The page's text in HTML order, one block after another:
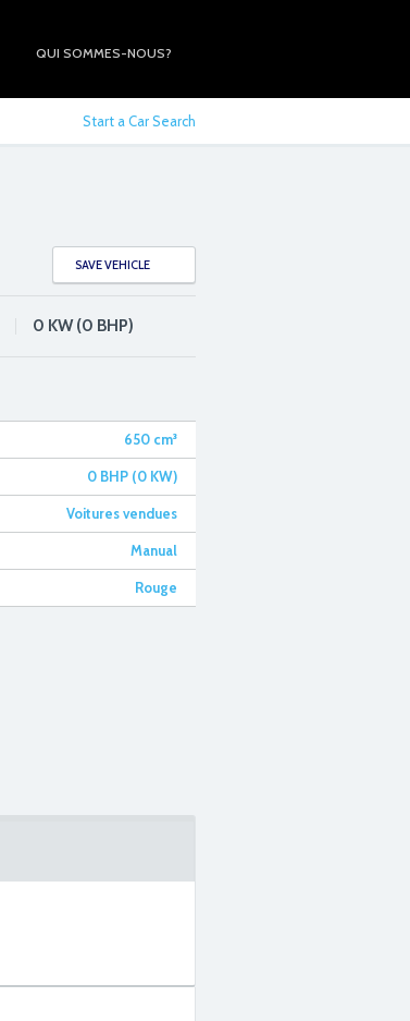
QUI SOMMES-NOUS?
Start a Car Search
SAVE VEHICLE
0 KW (0 BHP)
650 cm³
0 BHP (0 KW)
Voitures vendues
Manual
Rouge